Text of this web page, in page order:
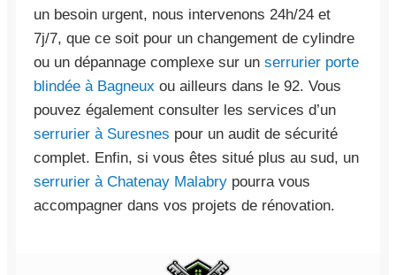
un besoin urgent, nous intervenons 24h/24 et
7j/7, que ce soit pour un changement de cylindre
ou un dépannage complexe sur un serrurier porte
blindée à Bagneux ou ailleurs dans le 92. Vous
pouvez également consulter les services d’un
serrurier à Suresnes pour un audit de sécurité
complet. Enfin, si vous êtes situé plus au sud, un
serrurier à Chatenay Malabry pourra vous
accompagner dans vos projets de rénovation.